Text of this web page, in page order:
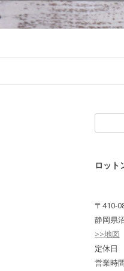
索:
ロット
〒410-
静岡県
>>地図
定休日
営業時